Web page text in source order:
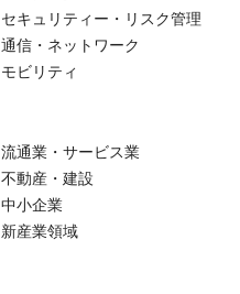
セキュリティー・リスク管理
通信・ネットワーク
モビリティ
流通業・サービス業
不動産・建設
中小企業
新産業領域